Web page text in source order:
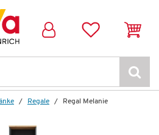
Regale Regal Melanie